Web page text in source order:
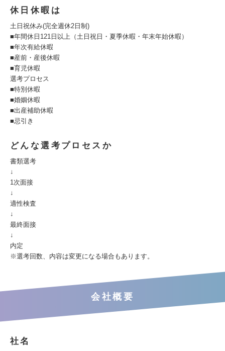
休日休暇は
土日祝休み(完全週休2日制)
■年間休日121日以上（土日祝日・夏季休暇・年末年始休暇）
■年次有給休暇
■産前・産後休暇
■育児休暇
選考プロセス
■特別休暇
■婚姻休暇
■出産補助休暇
■忌引き
どんな選考プロセスか
書類選考
↓
1次面接
↓
適性検査
↓
最終面接
↓
内定
※選考回数、内容は変更になる場合もあります。
会社概要
社名